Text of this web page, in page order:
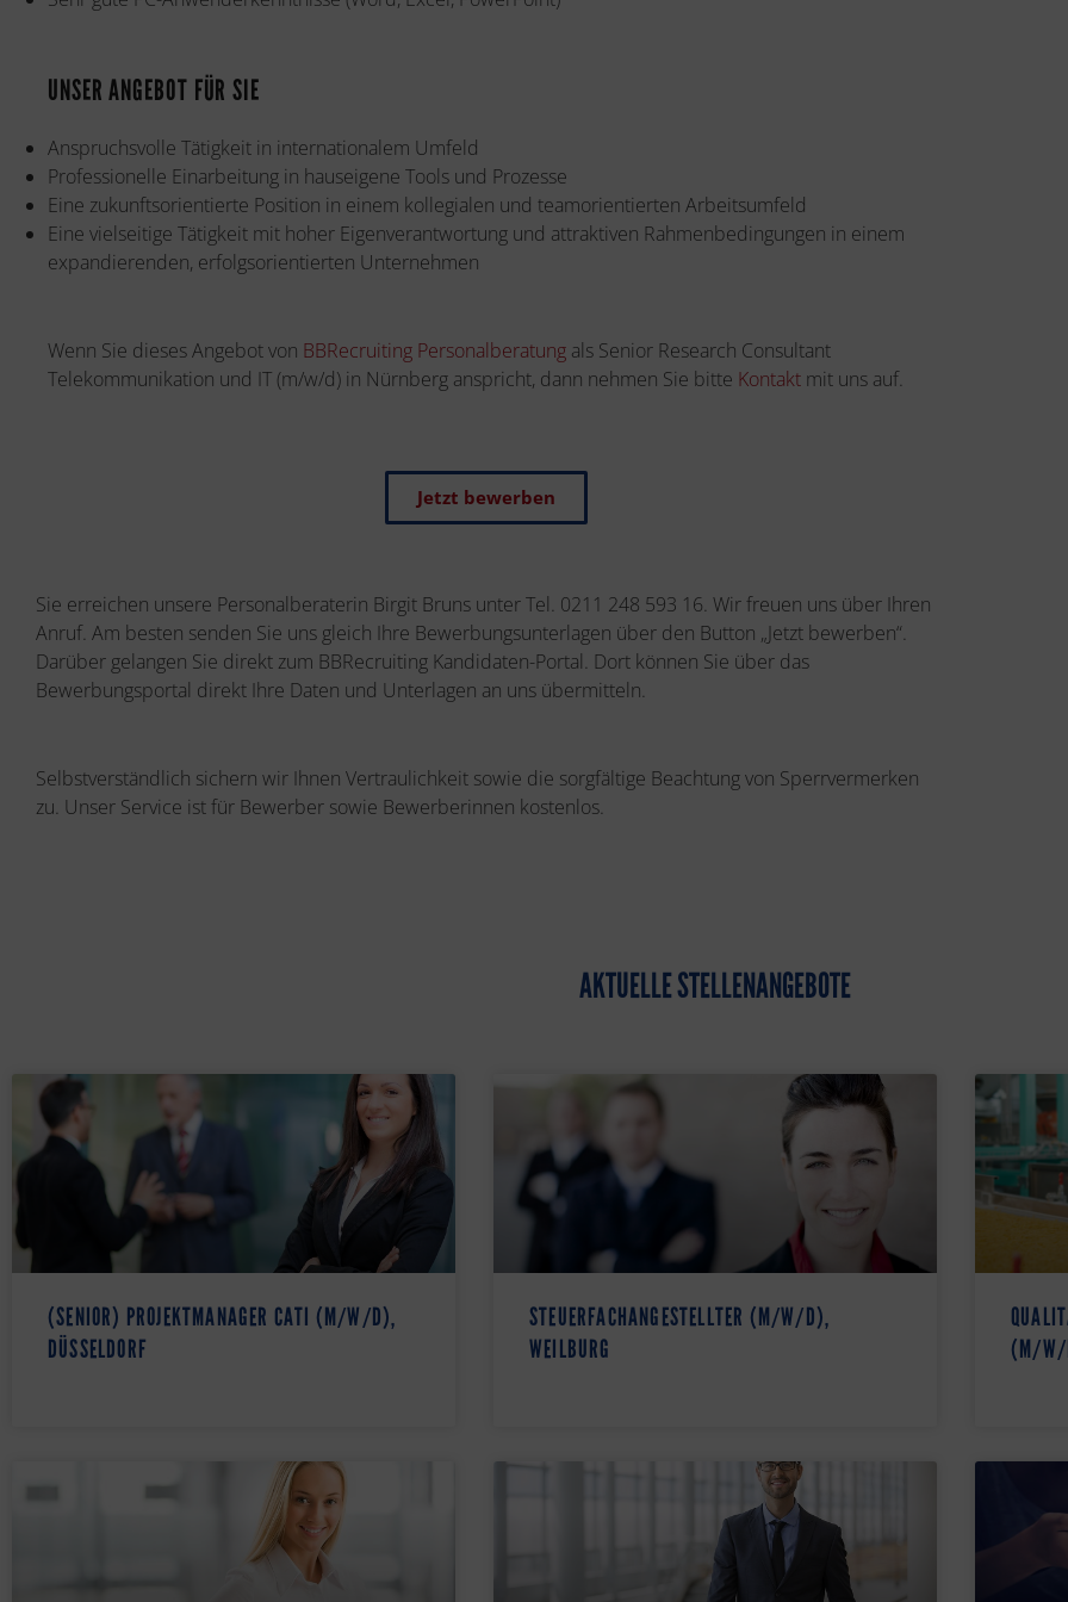
UNSER ANGEBOT FÜR SIE
Anspruchsvolle Tätigkeit in internationalem Umfeld
Professionelle Einarbeitung in hauseigene Tools und Prozesse
Eine zukunftsorientierte Position in einem kollegialen und teamorientierten Arbeitsumfeld
Eine vielseitige Tätigkeit mit hoher Eigenverantwortung und attraktiven Rahmenbedingungen in einem
expandierenden, erfolgsorientierten Unternehmen
Wenn Sie dieses Angebot von BBRecruiting Personalberatung als Senior Research Consultant
Telekommunikation und IT (m/w/d) in Nürnberg anspricht, dann nehmen Sie bitte Kontakt mit uns auf.
Jetzt bewerben
Sie erreichen unsere Personalberaterin Birgit Bruns unter Tel. 0211 248 593 16. Wir freuen uns über Ihren
Anruf. Am besten senden Sie uns gleich Ihre Bewerbungsunterlagen über den Button „Jetzt bewerben“.
Darüber gelangen Sie direkt zum BBRecruiting Kandidaten-Portal. Dort können Sie über das
Bewerbungsportal direkt Ihre Daten und Unterlagen an uns übermitteln.
Selbstverständlich sichern wir Ihnen Vertraulichkeit sowie die sorgfältige Beachtung von Sperrvermerken
zu. Unser Service ist für Bewerber sowie Bewerberinnen kostenlos.
AKTUELLE STELLENANGEBOTE
(SENIOR) PROJEKTMANAGER CATI (M/W/D),
DÜSSELDORF
STEUERFACHANGESTELLTER (M/W/D),
WEILBURG
(M/W/